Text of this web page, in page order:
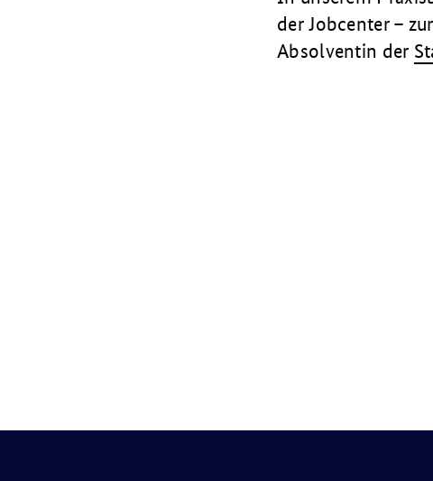
der Jobcenter –
Absolventin der